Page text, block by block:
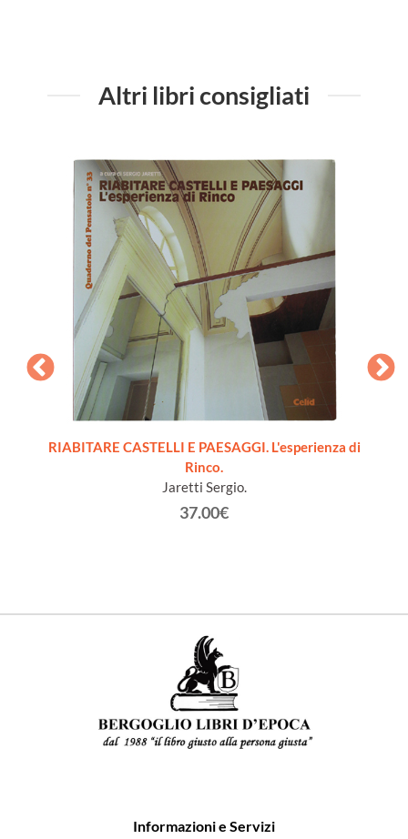
Altri libri consigliati
RIABITARE CASTELLI E PAESAGGI. L'esperienza di
Rinco.
Jaretti Sergio.
37.00€
Informazioni e Servizi